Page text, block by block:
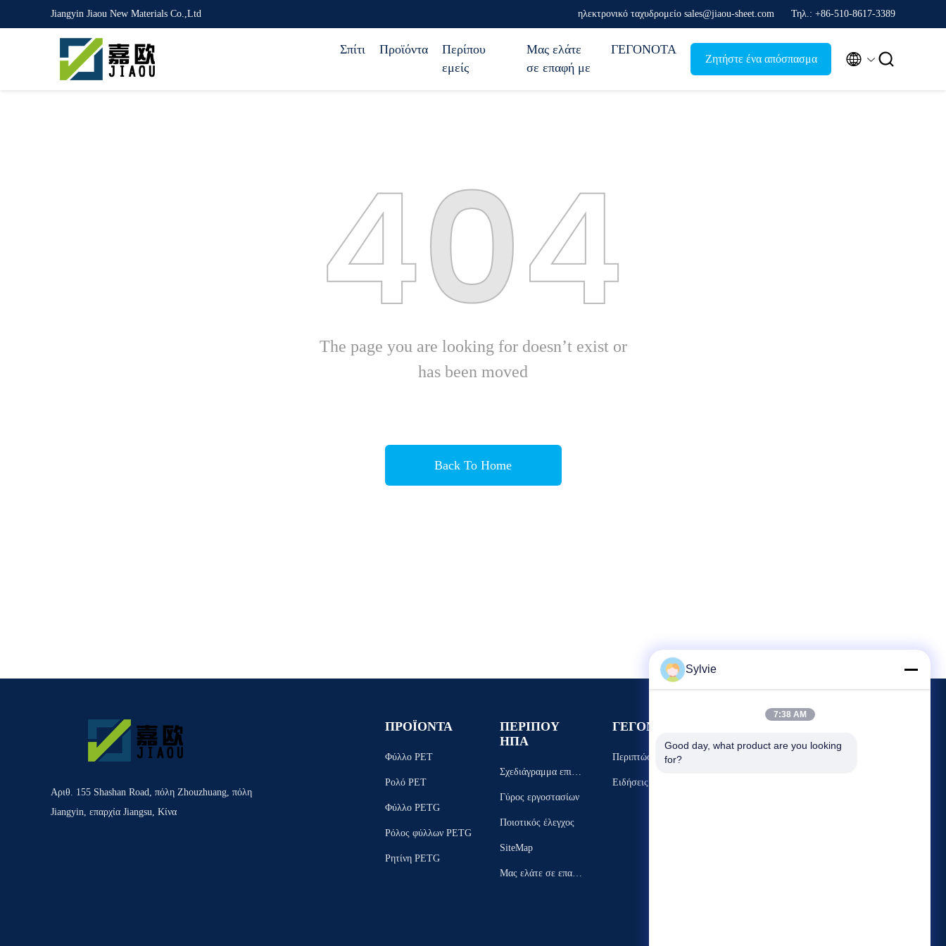
Jiangyin Jiaou New Materials Co.,Ltd ηλεκτρονικό ταχυδρομείο sales@jiaou-sheet.com Τηλ.: +86-510-8617-3389
Σπίτι Προϊόντα
Περίπου
εμείς
Μας ελάτε
σε επαφή με
ΓΕΓΟΝΟΤΑ
Ζητήστε ένα απόσπασμα  
The page you are looking for doesn’t exist or
has been moved
Back To Home
Αριθ. 155 Shashan Road, πόλη Zhouzhuang, πόλη
Jiangyin, επαρχία Jiangsu, Κίνα
ΠΡΟΪΟΝΤΑ
Φύλλο PET
Ρολό PET
Φύλλο PETG
Ρόλος φύλλων PETG
Ρητίνη PETG
ΠΕΡΙΠΟΥ
ΗΠΑ
Σχεδιάγραμμα επιχεί
Γύρος εργοστασίων
Ποιοτικός έλεγχος
SiteMap
Μας ελάτε σε επαφή
ΓΕΓΟΝΟΤΑ
Περιπτώσεις
Ειδήσεις
Sylvie
7:38 AM
Good day, what product are you looking
for?